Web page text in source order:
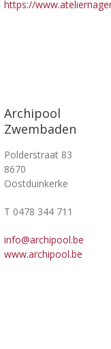
https://
Archipool
Zwembaden
Polderstraat 83
8670
Oostduinkerke
T 0478 344 711
info@archipool.be
www.archipool.be